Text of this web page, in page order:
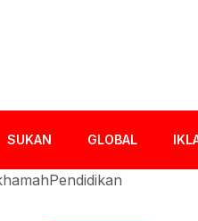
SUKAN GLOBAL
Pendidikan